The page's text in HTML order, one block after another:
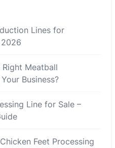
Lines for
Meatball
Business?
Line for Sale –
Feet Processing